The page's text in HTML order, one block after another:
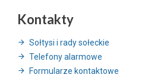
Kontakty
Sołtysi i rady sołeckie
Telefony alarmowe
Formularze kontaktowe